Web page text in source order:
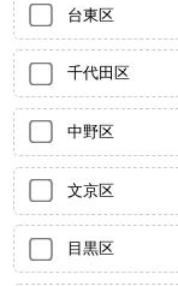
台東区
千代田区
中野区
文京区
目黒区